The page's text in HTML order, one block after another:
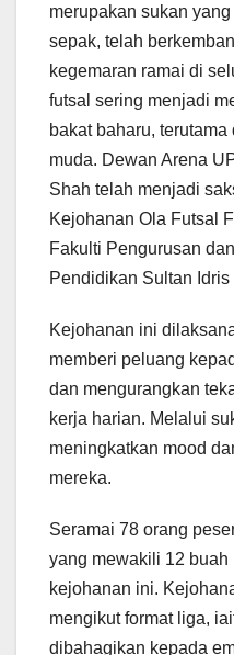
merupakan sukan
sepak, telah
kegemaran ramai di
futsal sering menjadi
bakat baharu,
muda. Dewan Arena
Shah telah menjadi
Kejohanan Ola Futsal
Fakulti Pengurusan
Pendidikan Sultan Idris
Kejohanan ini
memberi peluang
dan mengurangkan
kerja harian. Melalui
meningkatkan mood
mereka.
Seramai 78 orang
yang mewakili 12 buah
kejohanan ini.
mengikut format liga,
dibahagikan kepada